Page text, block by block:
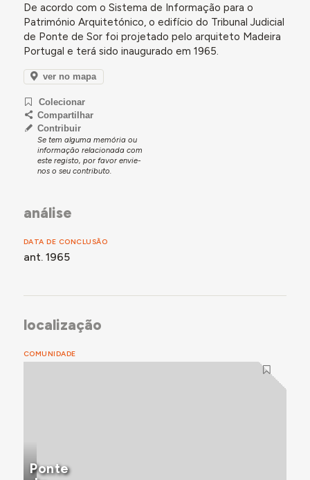
De acordo com o Sistema de Informação para o
Património Arquitetónico, o edifício do Tribunal Judicial
de Ponte de Sor foi projetado pelo arquiteto Madeira
Portugal e terá sido inaugurado em 1965.
ver no mapa
Colecionar
Compartilhar
Contribuir
Se tem alguma memória ou
informação relacionada com
este registo, por favor envie-
nos o seu contributo.
análise
DATA DE CONCLUSÃO
ant. 1965
localização
COMUNIDADE
Ponte